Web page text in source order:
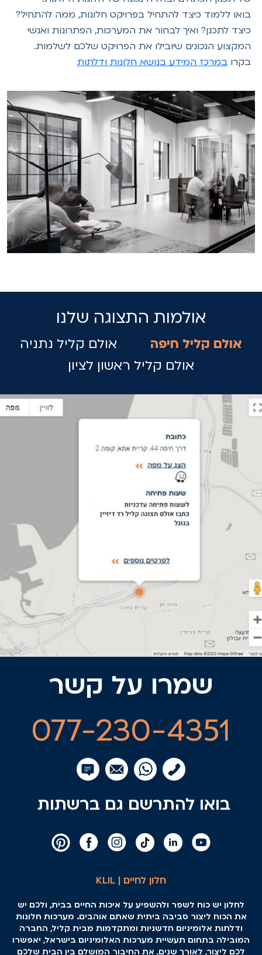
בואו ללמוד כיצד להתחיל בפרויקט חלונות, ממה להתחיל?
כיצד לתכנן? ואיך לבחור את המערכות, הפתרונות ואנשי
המקצוע הנכונים שיובילו את הפרויקט שלכם לשלמות.
בקרובמרכז המידע בנושא חלונות ודלתות
אולמות התצוגה שלנו
אולם קליל חיפה
אולם קליל נתניה
אולם קליל ראשון לציון
שמרו על קשר
077-230-4351
בואו להתרשם גם ברשתות
חלון לחיים | KLIL
לחלון יש כוח לשפר ולהשפיע על איכות החיים בבית, ולכם יש
את הכוח ליצור סביבה ביתית שאתם אוהבים. מערכות חלונות
ודלתות אלומיניום חדשניות ומתקדמות מבית קליל, החברה
המובילה בתחום תעשיית מערכות האלומיניום בישראל, יאפשרו
לכם ליצור, לאורך שנים, את החיבור המושלם בין הבית שלכם